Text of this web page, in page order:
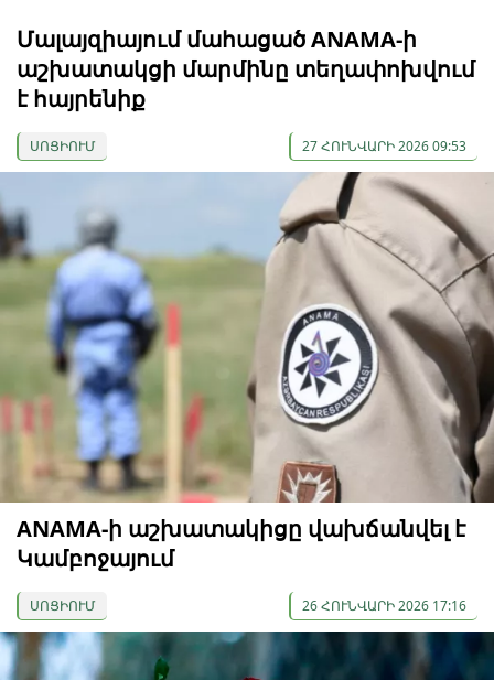
Մալայզիայում մահացած ANAMA-ի
աշխատակցի մարմինը տեղափոխվում
է հայրենիք
ՍՈՑԻՈՒՄ 27 ՀՈՒՆՎԱՐԻ 2026 09:53
ANAMA-ի աշխատակիցը վախճանվել է
Կամբոջայում
ՍՈՑԻՈՒՄ 26 ՀՈՒՆՎԱՐԻ 2026 17:16